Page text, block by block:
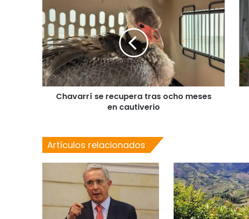
Chavarrí se recupera tras ocho meses
en cautiverio
Artículos relacionados